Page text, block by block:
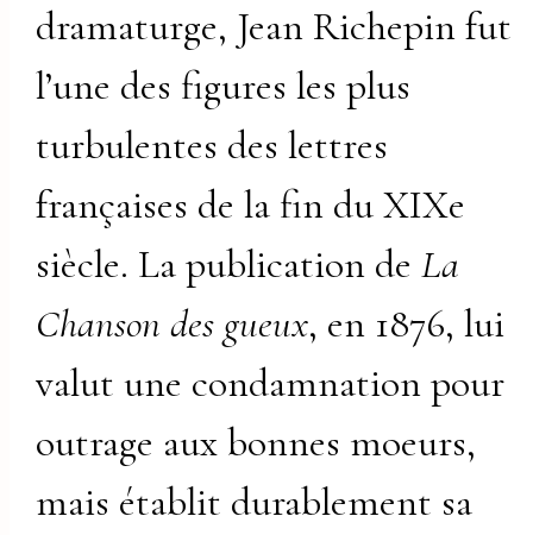
dramaturge, Jean Richepin fut
l’une des figures les plus
turbulentes des lettres
françaises de la fin du XIXe
siècle. La publication deLa
Chanson des gueux, en 1876, lui
valut une condamnation pour
outrage aux bonnes moeurs,
mais établit durablement sa